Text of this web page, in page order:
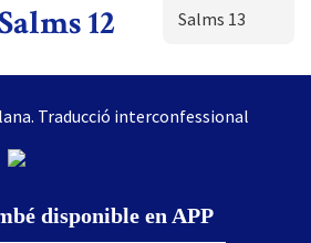
12 Salms 13
Traducció interconfessional
disponible en APP